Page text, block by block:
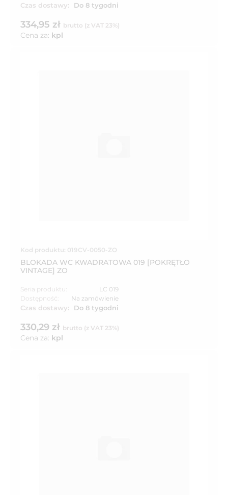
Czas dostawy: Do 8 tygodni
334,95 zł brutto (z VAT 23%)
Cena za: kpl
Kod produktu: 019CV-0050-ZO
BLOKADA WC KWADRATOWA 019 [POKRĘTŁO
VINTAGE] ZO
Seria produktu:
LC 019
Dostępność:
Na zamówienie
Czas dostawy: Do 8 tygodni
330,29 zł brutto (z VAT 23%)
Cena za: kpl